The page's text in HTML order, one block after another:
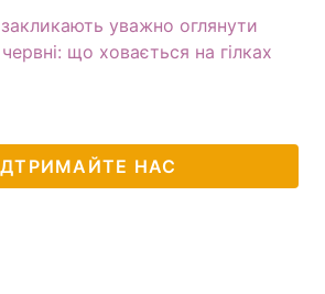
закликають уважно оглянути
що ховається на гілках
НАС